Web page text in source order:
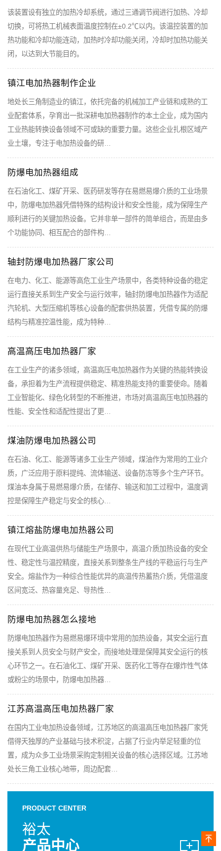
该装置设有独立的加热冷却系统，通过三通调节阀进行加热、冷却
切换，可将热工机械表面温度控制在±0.2℃以内。该温控装置的加
热功能和冷却功能连动，加热时冷却功能关闭，冷却时加热功能关
闭，以达到大节能目的。
镇江电加热器制作企业
地处长三角制造业的镇江，依托完备的机械加工产业链和成熟的工
业配套体系，孕育出一批深耕电加热器制作的本土企业，成为国内
工业热能转换设备领域不可或缺的重要力量。这些企业扎根区域产
业土壤，专注于电加热设备的研…
防爆电加热器组成
在石油化工、煤矿开采、医药研发等存在易燃易爆介质的工业场景
中，防爆电加热器凭借特殊的结构设计和安全性能，成为保障生产
顺利进行的关键加热设备。它并非单一部件的简单组合，而是由多
个功能协同、相互配合的部件构…
轴封防爆电加热器厂家公司
在电力、化工、能源等高危工业生产场景中，各类特种设备的稳定
运行直接关系到生产安全与运行效率，轴封防爆电加热器作为适配
汽轮机、大型压缩机等核心设备的配套供热装置，凭借专属的防爆
结构与精准控温性能，成为特种…
高温高压电加热器厂家
在工业生产的诸多领域，高温高压电加热器作为关键的热能转换设
备，承担着为生产流程提供稳定、精准热能支持的重要使命。随着
工业智能化、绿色化转型的不断推进，市场对高温高压电加热器的
性能、安全性和适配性提出了更…
煤油防爆电加热器公司
在石油、化工、能源等诸多工业生产领域，煤油作为常用的工业介
质，广泛应用于原料提纯、流体输送、设备防冻等多个生产环节。
煤油本身属于易燃易爆介质，在储存、输送和加工过程中，温度调
控是保障生产稳定与安全的核心…
镇江熔盐防爆电加热器公司
在现代工业高温供热与储能生产场景中，高温介质加热设备的安全
性、稳定性与温控精度，直接关系到整条生产线的平稳运行与生产
安全。熔盐作为一种综合性能优异的高温传热蓄热介质，凭借温度
区间宽泛、热容量充足、导热性…
防爆电加热器怎么接地
防爆电加热器作为易燃易爆环境中常用的加热设备，其安全运行直
接关系到人员安全与财产安全，而接地处理是保障其安全运行的核
心环节之一。在石油化工、煤矿开采、医药化工等存在爆炸性气体
或粉尘的场景中，防爆电加热器…
江苏高温高压电加热器厂家
在国内工业电加热设备领域，江苏地区的高温高压电加热器厂家凭
借得天独厚的产业基础与技术积淀，占据了行业内举足轻重的位
置，成为众多工业场景采购定制相关设备的核心选择区域。江苏地
处长三角工业核心地带，周边配套…
PRODUCT CENTER
裕太
产品中心